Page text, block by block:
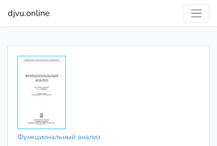
djvu.online
Функциональный анализ